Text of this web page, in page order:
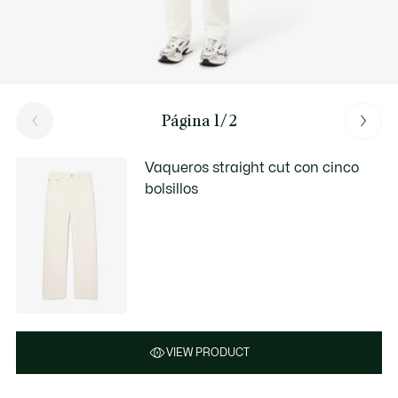
Página 1/2
Vaqueros straight cut con cinco
bolsillos
VIEW PRODUCT